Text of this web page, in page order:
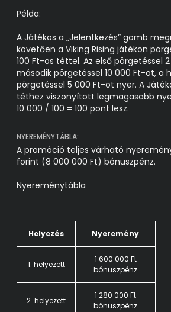
Példa:
A Játékos a „Jelentkezés” gomb
követően a Viking Rising játékon
100 Ft-os téttel. Az első pörgetéssel
második pörgetéssel 10 000 Ft-ot, a
pörgetéssel 5 000 Ft-ot nyer. A
téthez viszonyított legmagasabb
10 000 / 100 = 100 pont lesz.
NYEREMÉNYTÁBLA:
A promóció teljes várható
forint (8 000 000 Ft) bónuszpénz.
Nyereménytábla
Helyezés Nyeremény
1. helyezett
1 600 000 Ft
bónuszpénz
2. helyezett
1 280 000 Ft
bónuszpénz